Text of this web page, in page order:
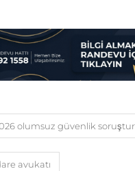
olumsuz güvenlik
avukatı